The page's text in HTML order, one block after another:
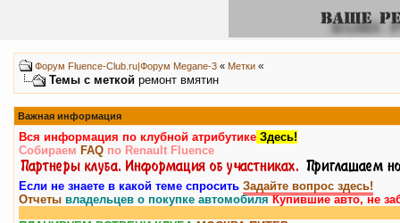
Форум Fluence-Club.ru|Форум Megane-3 « Метки «
Темы с меткой ремонт вмятин
Важная информация
Вся информация по клубной атрибутике Здесь!
Собираем FAQ по Renault Fluence
Если не знаете в какой теме спросить Задайте вопрос здесь!
Отчеты владельцев о покупке автомобиляКупившие авто, не